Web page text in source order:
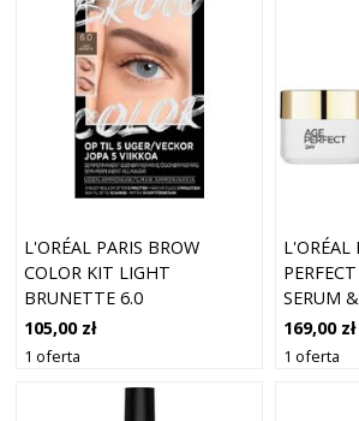
L'ORÉAL PARIS BROW
COLOR KIT LIGHT
BRUNETTE 6.0
105,00 zł
1 oferta
L'ORÉAL
SERUM
CREAM 5
169,00 zł
1 oferta